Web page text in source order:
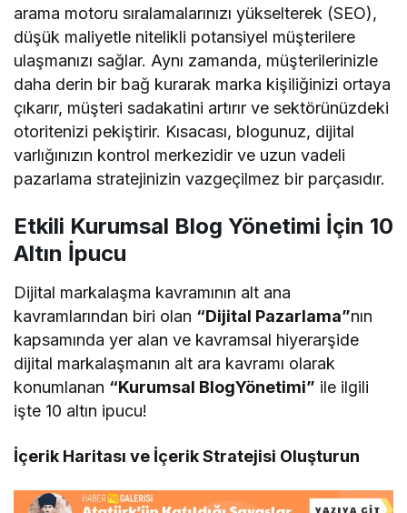
arama motoru sıralamalarınızı yükselterek (SEO),
düşük maliyetle nitelikli potansiyel müşterilere
ulaşmanızı sağlar. Aynı zamanda, müşterilerinizle
daha derin bir bağ kurarak marka kişiliğinizi ortaya
çıkarır, müşteri sadakatini artırır ve sektörünüzdeki
otoritenizi pekiştirir. Kısacası, blogunuz, dijital
varlığınızın kontrol merkezidir ve uzun vadeli
pazarlama stratejinizin vazgeçilmez bir parçasıdır.
Etkili Kurumsal Blog Yönetimi İçin 10
Altın İpucu
Dijital markalaşma kavramının alt ana
kavramlarından biri olan “Dijital Pazarlama”nın
kapsamında yer alan ve kavramsal hiyerarşide
dijital markalaşmanın alt ara kavramı olarak
konumlanan “Kurumsal BlogYönetimi” ile ilgili
işte 10 altın ipucu!
İçerik Haritası ve İçerik Stratejisi Oluşturun